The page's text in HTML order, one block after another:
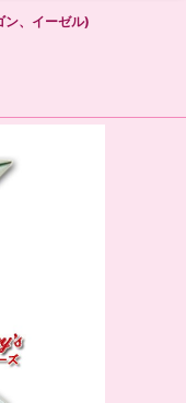
イーゼル)